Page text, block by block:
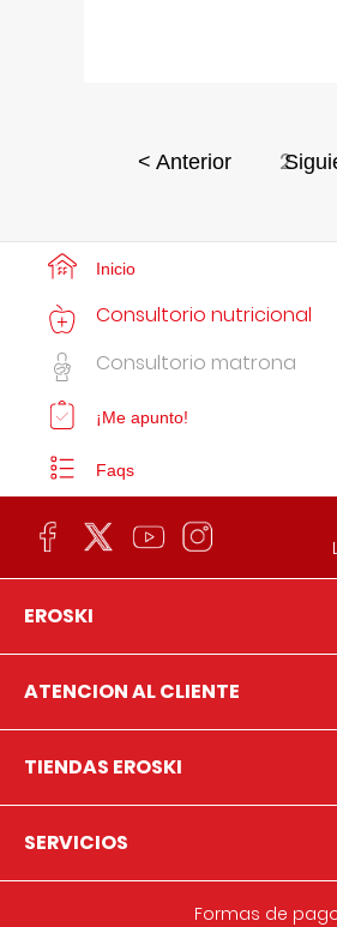
< Anterior 2
Inicio
Consultorio nutricional
Consultorio matrona
¡Me apunto!
Faqs
EROSKI
ATENCION AL CLIENTE
TIENDAS EROSKI
SERVICIOS
Formas de